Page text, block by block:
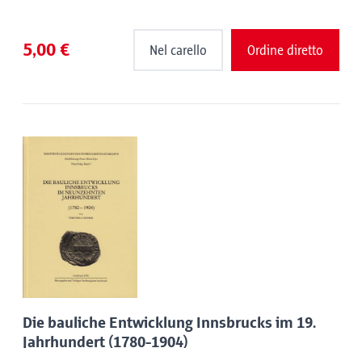
5,00 € Nel carello Ordine diretto
Die bauliche Entwicklung Innsbrucks im 19.
Jahrhundert (1780-1904)